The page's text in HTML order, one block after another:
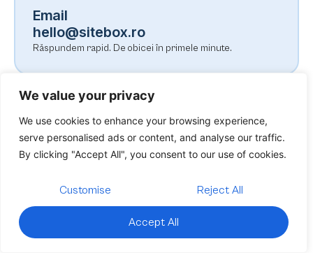
We value your privacy
We use cookies to enhance your browsing experience,
serve personalised ads or content, and analyse our traffic.
By clicking "Accept All", you consent to our use of cookies.
Customise Reject All
Accept All
Email
hello@sitebox.ro
Răspundem rapid. De obicei în primele minute.
București, România